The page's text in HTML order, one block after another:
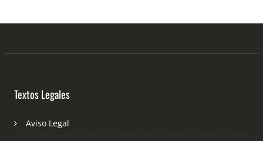
Textos Legales
Aviso Legal